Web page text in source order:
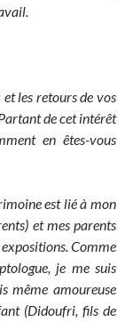
les retours de vos
de cet intérêt
en êtes-vous
est lié à mon
et mes parents
expositions. Comme
je me suis
même amoureuse
(Didoufri, fils de